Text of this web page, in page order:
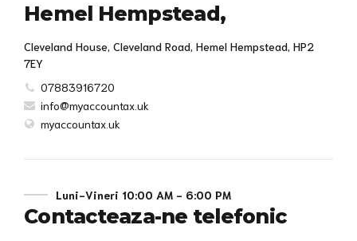
Hemel Hempstead,
Cleveland House, Cleveland Road, Hemel Hempstead, HP2
7EY
07883916720
info@myaccountax.uk
myaccountax.uk
Luni-Vineri 10:00 AM - 6:00 PM
Contacteaza-ne telefonic